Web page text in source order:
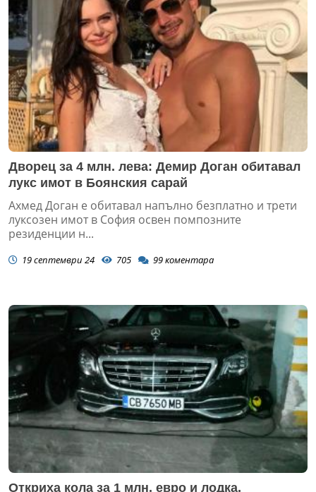
Дворец за 4 млн. лева: Демир Доган обитавал
лукс имот в Боянския сарай
Ахмед Доган е обитавал напълно безплатно и трети
луксозен имот в София освен помпозните
резиденции н...
19 септември 24 705 99коментара
Откриха кола за 1 млн. евро и лодка,